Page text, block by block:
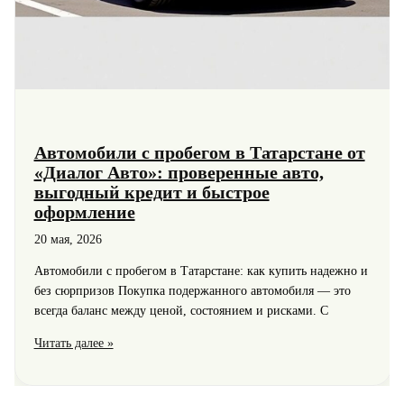
Автомобили с пробегом в Татарстане от
«Диалог Авто»: проверенные авто,
выгодный кредит и быстрое
оформление
20 мая, 2026
Автомобили с пробегом в Татарстане: как купить надежно и
без сюрпризов Покупка подержанного автомобиля — это
всегда баланс между ценой, состоянием и рисками. С
Автомобили
Читать далее »